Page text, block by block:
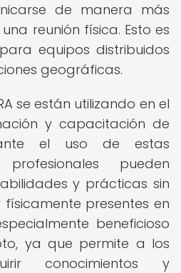
de manera más
reunión física. Esto es
equipos distribuidos
geográficas.
se están utilizando en el
y capacitación de
el uso de estas
pueden
y prácticas sin
presentes en
beneficioso
ya que permite a los
conocimientos y